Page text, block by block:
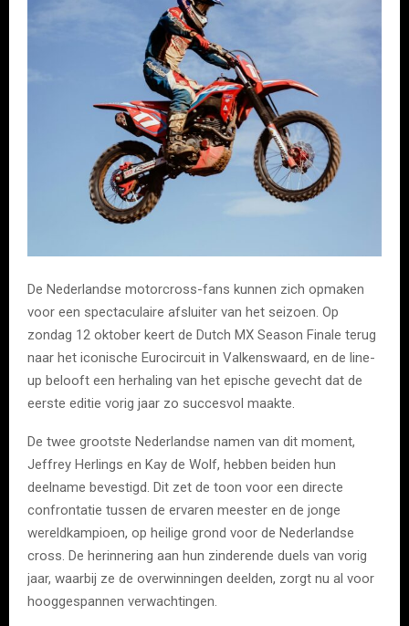
De Nederlandse motorcross-fans kunnen zich opmaken
voor een spectaculaire afsluiter van het seizoen. Op
zondag 12 oktober keert de Dutch MX Season Finale terug
naar het iconische Eurocircuit in Valkenswaard, en de line-
up belooft een herhaling van het epische gevecht dat de
eerste editie vorig jaar zo succesvol maakte.
De twee grootste Nederlandse namen van dit moment,
Jeffrey Herlings en Kay de Wolf, hebben beiden hun
deelname bevestigd. Dit zet de toon voor een directe
confrontatie tussen de ervaren meester en de jonge
wereldkampioen, op heilige grond voor de Nederlandse
cross. De herinnering aan hun zinderende duels van vorig
jaar, waarbij ze de overwinningen deelden, zorgt nu al voor
hooggespannen verwachtingen.